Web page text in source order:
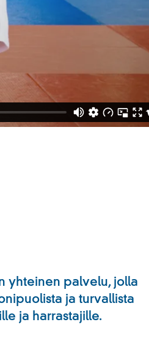
yhteinen palvelu, jolla
ja turvallista
ja harrastajille.